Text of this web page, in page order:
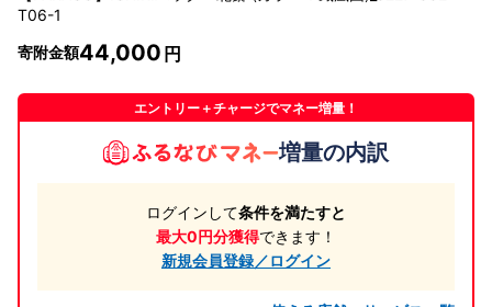
T06-1
寄附金額44,000
エントリー＋チャージでマネー増量！
増量の内訳
ログインして条件を満たすと
最大0円分獲得できます！
新規会員登録／ログイン